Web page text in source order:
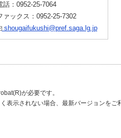
話：0952-25-7064
ァックス：0952-25-7302
shougaifukushi@pref.saga.lg.jp
が必要です。
表示されない場合、最新バージョンをご